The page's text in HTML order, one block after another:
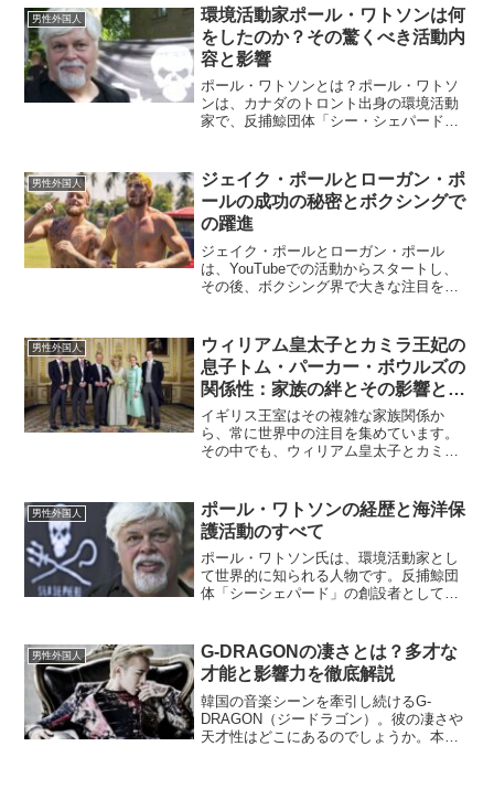
までの興味深い経歴を詳しくご紹介しま
す。マコーレー・カルキンの...
男性外国人
環境活動家ポール・ワトソンは何
をしたのか？その驚くべき活動内
容と影響
ポール・ワトソンとは？ポール・ワトソ
ンは、カナダのトロント出身の環境活動
家で、反捕鯨団体「シー・シェパード」
深い関心を寄せていました。彼の活動の
特徴は、直接的か...
男性外国人
ジェイク・ポールとローガン・ポ
ールの成功の秘密とボクシングで
の躍進
ジェイク・ポールとローガン・ポール
は、YouTubeでの活動からスタートし、
その後、ボクシング界で大きな注目を集
す。ジェイク・ポールはどのようにして
ボクシング界で成功した...
男性外国人
ウィリアム皇太子とカミラ王妃の
息子トム・パーカー・ボウルズの
関係性：家族の絆とその影響と
は？
イギリス王室はその複雑な家族関係か
ら、常に世界中の注目を集めています。
その中でも、ウィリアム皇太子とカミラ
です。本記事では、二人の関係やその背
景、家族内での位置づけにつ...
男性外国人
ポール・ワトソンの経歴と海洋保
護活動のすべて
ポール・ワトソン氏は、環境活動家とし
て世界的に知られる人物です。反捕鯨団
体「シーシェパード」の創設者として、
ます。ポール・ワトソンとは？ポール・
ワトソン氏は1950年1...
男性外国人
G-DRAGONの凄さとは？多才な
才能と影響力を徹底解説
韓国の音楽シーンを牽引し続けるG-
DRAGON（ジードラゴン）。彼の凄さや
天才性はどこにあるのでしょうか。本記